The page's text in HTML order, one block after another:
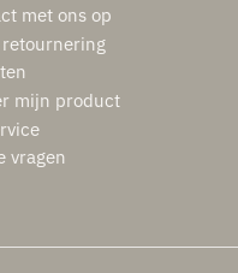
met ons op
mijn product
vragen